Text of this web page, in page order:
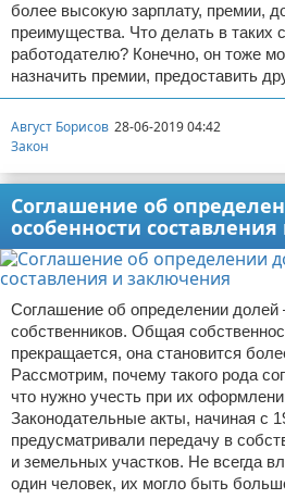
более высокую зарплату, премии,
преимущества. Что делать в таких
работодателю? Конечно, он тоже
назначить премии, предоставить
Август Борисов 28-06-2019 04:42
Закон
Соглашение об
особенности
Соглашение об определении
собственников. Общая
прекращается, она становится
Рассмотрим, почему такого рода
что нужно учесть при их
Законодательные акты, начиная с
предусматривали передачу в
и земельных участков. Не всегда
один человек, их могло быть